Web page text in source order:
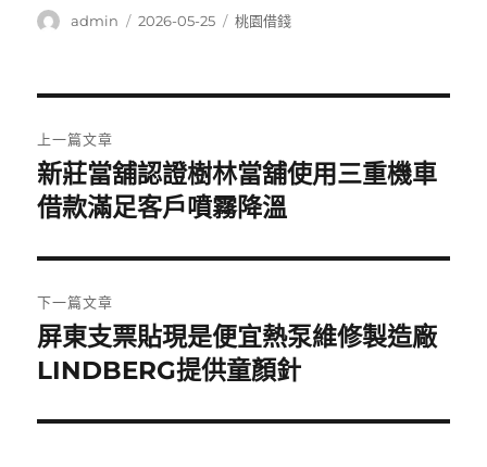
作
admin
發
2026-05-25
分
桃園借錢
章
導
覽
上一篇文章
上
一
文
章:
新莊當舖認證樹林當舖使用三重機車
借款滿足客戶噴霧降溫
下一篇文章
下
一
文
屏東支票貼現是便宜熱泵維修製造廠
LINDBERG提供童顏針